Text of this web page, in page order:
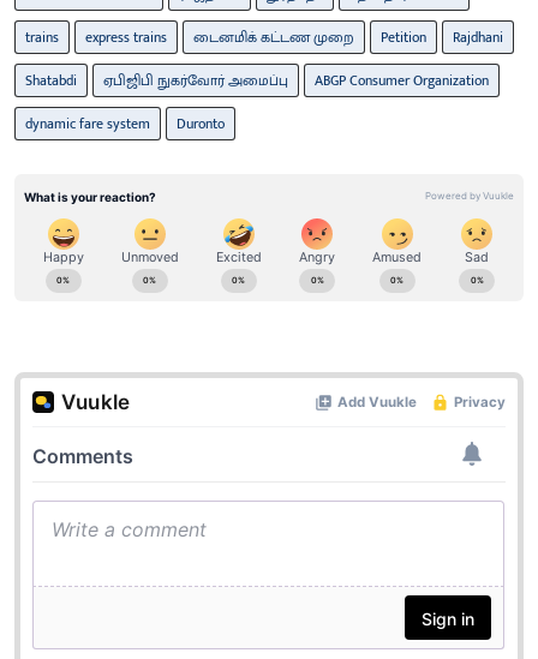
trains
express trains டைனமிக் கட்டண முறை Petition
Rajdhani
Shatabdi
ஏபிஜிபி நுகர்வோர் அமைப்பு
ABGP Consumer Organization
dynamic fare system
Duronto